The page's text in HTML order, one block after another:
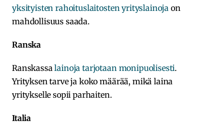
yksityisten rahoituslaitosten yrityslainoja on
mahdollisuus saada.
Ranska
Ranskassalainoja tarjotaan monipuolisesti.
Yrityksen tarve ja koko määrää, mikä laina
yritykselle sopii parhaiten.
Italia